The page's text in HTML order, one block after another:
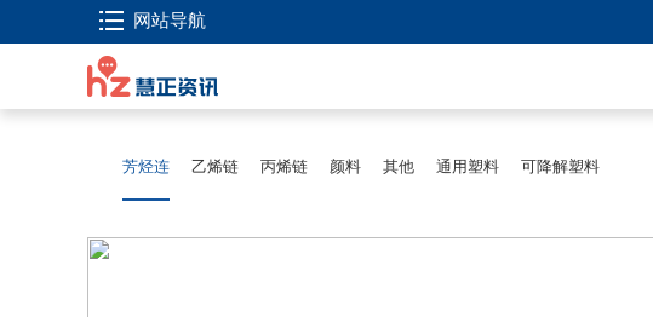
网站导航
芳烃连 乙烯链 丙烯链 颜料 其他 通用塑料 可降解塑料